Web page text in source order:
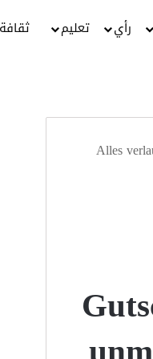
رأي تعليم ثقافة
Alles